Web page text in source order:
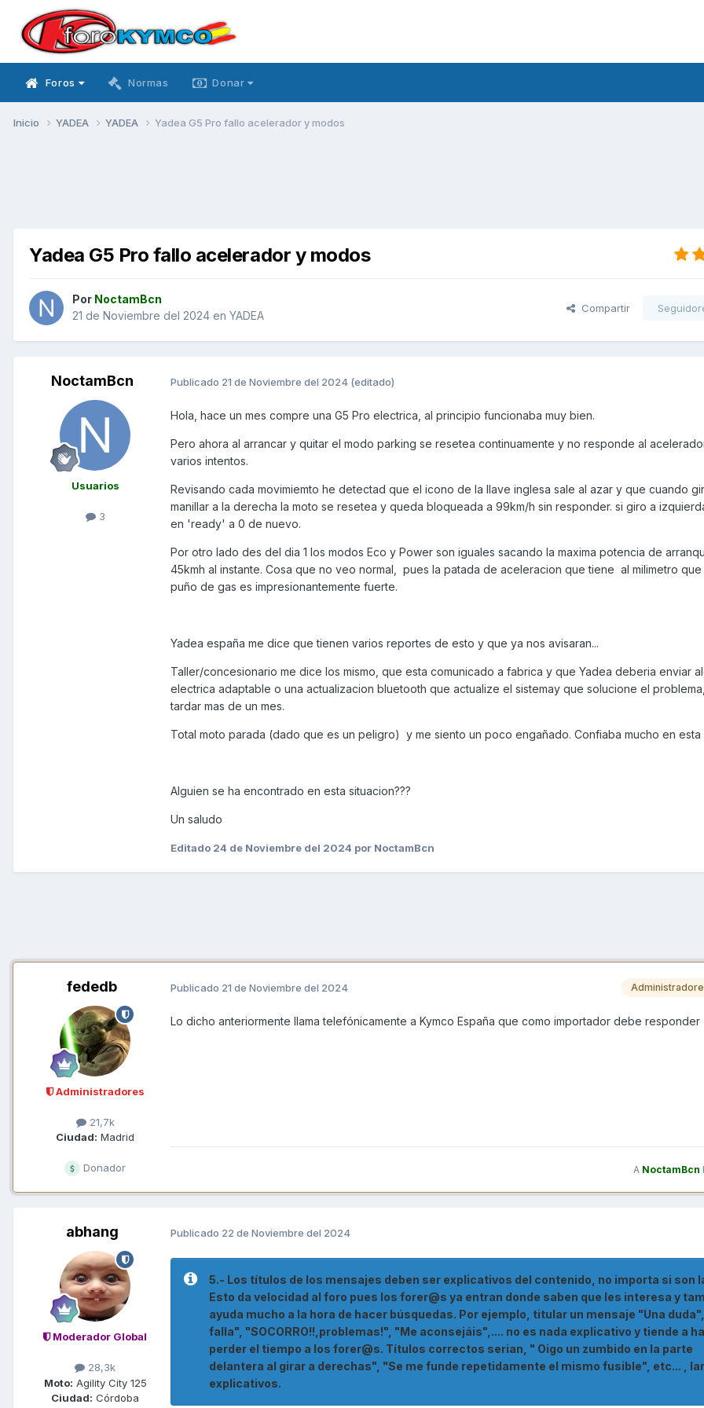
Foros Normas Donar
Inicio YADEA YADEA Yadea G5 Pro fallo acelerador y modos
Yadea G5 Pro fallo acelerador y modos
Por NoctamBcn
21 de Noviembre del 2024 en YADEA
Compartir
NoctamBcn
Usuarios
3
Publicado 21 de Noviembre del 2024 (editado)
Hola, hace un mes compre una G5 Pro electrica, al principio funcionaba muy bien.
Pero ahora al arrancar y quitar el modo parking se resetea continuamente y no responde al
varios intentos.
Revisando cada movimiemto he detectad que el icono de la llave inglesa sale al azar y que cuando
manillar a la derecha la moto se resetea y queda bloqueada a 99km/h sin responder. si giro a
en 'ready' a 0 de nuevo.
Por otro lado des del dia 1 los modos Eco y Power son iguales sacando la maxima potencia de
45kmh al instante. Cosa que no veo normal, pues la patada de aceleracion que tiene al milimetro
puño de gas es impresionantemente fuerte.
Yadea españa me dice que tienen varios reportes de esto y que ya nos avisaran...
Taller/concesionario me dice los mismo, que esta comunicado a fabrica y que Yadea deberia enviar
electrica adaptable o una actualizacion bluetooth que actualize el sistemay que solucione el
tardar mas de un mes.
Total moto parada (dado que es un peligro) y me siento un poco engañado. Confiaba mucho en esta
Alguien se ha encontrado en esta situacion???
Un saludo
Editado 24 de Noviembre del 2024 por NoctamBcn
fededb
Administradores
21,7k
Ciudad: Madrid
Donador
Publicado 21 de Noviembre del 2024
Lo dicho anteriormente llama telefónicamente a Kymco España que como importador debe responder
A NoctamBcn
abhang
Moderador Global
28,3k
Moto: Agility City 125
Ciudad: Córdoba
Publicado 22 de Noviembre del 2024
5.- Los títulos de los mensajes deben ser explicativos del contenido, no importa si son
Esto da velocidad al foro pues los forer@s ya entran donde saben que les interesa y
ayuda mucho a la hora de hacer búsquedas. Por ejemplo, titular un mensaje "Una
falla", "SOCORRO!!,problemas!", "Me aconsejáis",.... no es nada explicativo y tiende a
perder el tiempo a los forer@s. Títulos correctos serian, " Oigo un zumbido en la parte
delantera al girar a derechas", "Se me funde repetidamente el mismo fusible", etc... ,
explicativos.